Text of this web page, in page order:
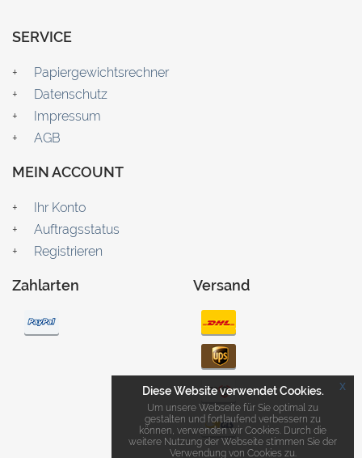
SERVICE
Papiergewichtsrechner
Datenschutz
Impressum
AGB
MEIN ACCOUNT
Ihr Konto
Auftragsstatus
Registrieren
Zahlarten Versand
Diese Website verwendet Cookies.
Um unsere Webseite für Sie optimal zu
gestalten und fortlaufend verbessern zu
können, verwenden wir Cookies. Durch die
weitere Nutzung der Webseite stimmen Sie der
Verwendung von Cookies zu.
x